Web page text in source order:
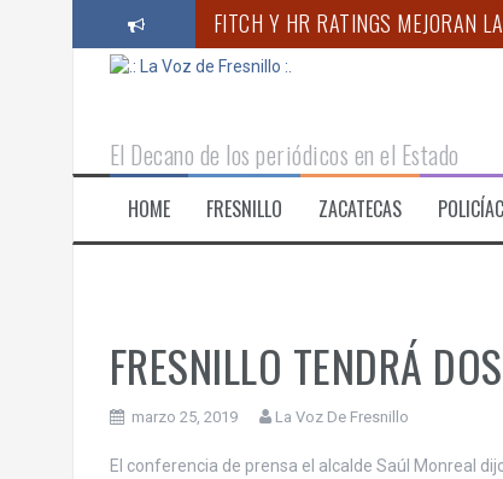
FITCH Y HR RATINGS MEJORAN
RINDE PROTESTA NUEVO
“ACUDIR PERIÓDICAMENTE AL
CORAZÓN NARANJA LLEVA
ANUNCIA GOBERNADOR
El Decano de los periódicos en el Estado
HOME FRESNILLO ZACATECAS
FRESNILLO TENDRÁ
marzo 25, 2019 La Voz De Fresnillo
El conferencia de prensa el alcalde Saúl Monreal